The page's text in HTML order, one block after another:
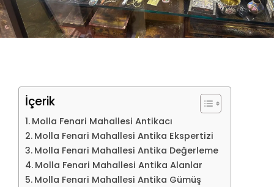
İçerik
Molla Fenari Mahallesi Antikacı
Molla Fenari Mahallesi Antika Ekspertizi
Molla Fenari Mahallesi Antika Değerleme
Molla Fenari Mahallesi Antika Alanlar
Molla Fenari Mahallesi Antika Gümüş